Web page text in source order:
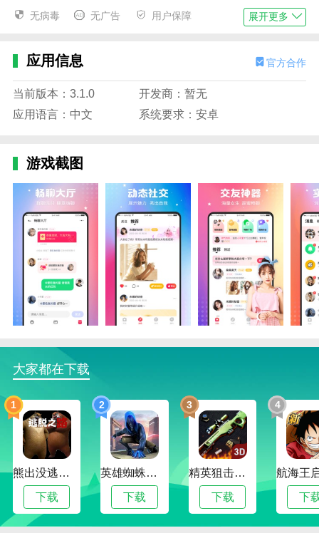
6、身边的爱，快速提醒
有趣功能介绍
1。附近的人:快速发现身边的单身异性，快速见面，简
单高效；
3。无限聊:随时随地，想聊就聊，主动就有故事；
4。实名认证:实名认证，真实信息，拒绝欺骗。
有趣亮点介绍
【精准推荐】:根据你的条件，一亿人关系好，给你推
荐最优质的异性；
【安全可靠】:严格认证，上传真实照片和真实数据；
【多彩】:我可以和你选择不同类型的ta，我可以流畅地
【同城约会】:永远嫁给身边的缘分，不要让缘分擦肩
而过；
【爱情真人秀】:看爱情是如何炼成的，分享最简单的
爱情告白。
如何利用乐趣
1。首先，打开主页。在命运中，你可以看到被推过的
朋友。喜欢的话，可以点击查看；
2。在搜索界面，你还可以根据条件搜索你想要的另一
无病毒 无广告 用户保障 展开更多
应用信息 官方合作
当前版本：3.1.0
开发商：暂无
应用语言：中文
系统要求：安卓
游戏截图
大家都在下载
1
熊出没逃脱之路
下载
2
英雄蜘蛛侠绳索格斗城市模拟器
下载
3
精英狙击手战区
下载
4
下